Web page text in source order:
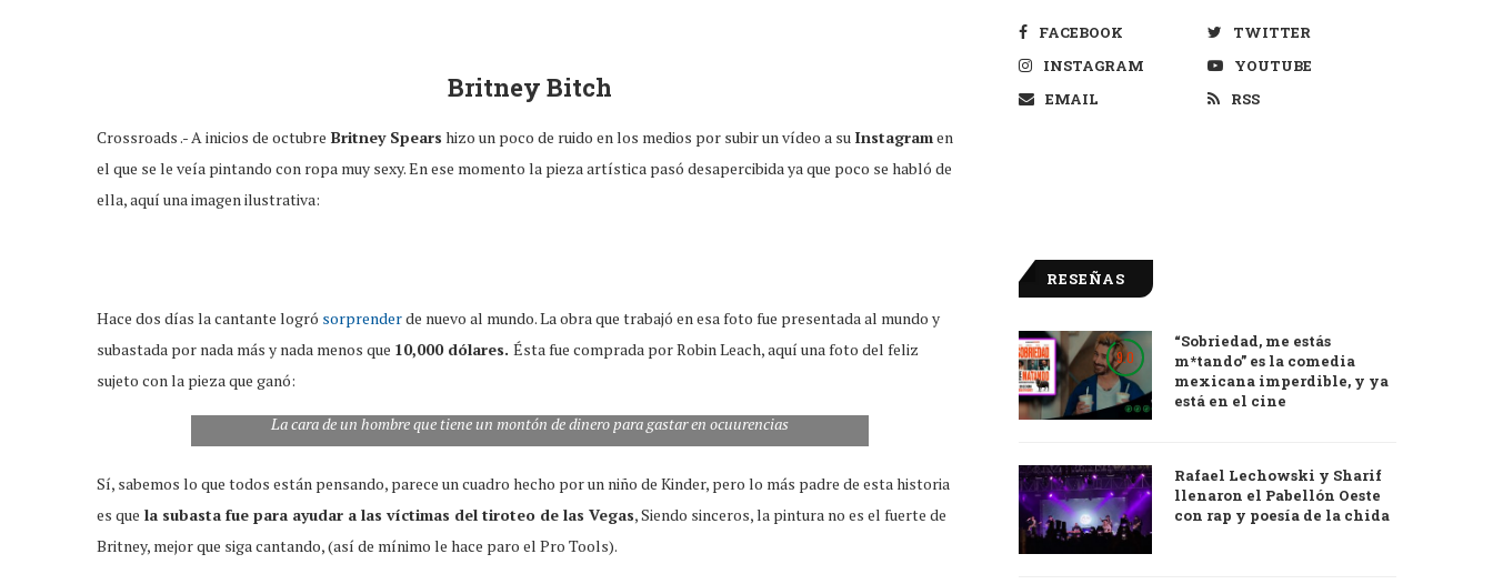
Britney Bitch
Crossroads .- A inicios de octubre Britney Spears hizo un poco de ruido en los medios por subir un vídeo a su Instagramen
el que se le veía pintando con ropa muy sexy. En ese momento la pieza artística pasó desapercibida ya que poco se habló de
ella, aquí una imagen ilustrativa:
Hace dos días la cantante logró sorprenderde nuevo al mundo. La obra que trabajó en esa foto fue presentada al mundo y
subastada por nada más y nada menos que 10,000 dólares. Ésta fue comprada por Robin Leach, aquí una foto del feliz
sujeto con la pieza que ganó:
La cara de un hombre que tiene un montón de dinero para gastar en ocuurencias
Sí, sabemos lo que todos están pensando, parece un cuadro hecho por un niño de Kinder, pero lo más padre de esta historia
es que la subasta fue para ayudar a las víctimas del tiroteo de las Vegas, Siendo sinceros, la pintura no es el fuerte de
Britney, mejor que siga cantando, (así de mínimo le hace paro el Pro Tools).
FACEBOOK
TWITTER
INSTAGRAM
YOUTUBE
EMAIL
RSS
RESEÑAS
9.0
“Sobriedad, me estás
m*tando” es la comedia
mexicana imperdible, y ya
está en el cine
Rafael Lechowski y Sharif
llenaron el Pabellón Oeste
con rap y poesía de la chida